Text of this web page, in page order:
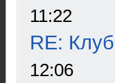
11:22
RE:
12:06